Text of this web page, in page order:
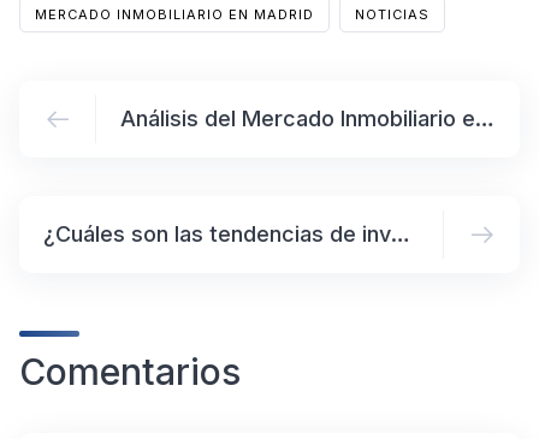
MERCADO INMOBILIARIO EN MADRID NOTICIAS
Análisis del Mercado Inmobiliario en Madrid
¿Cuáles son las tendencias de inversión en Madrid para el próximo año?
Comentarios